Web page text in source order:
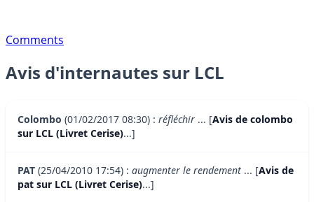
Comments
Avis d'internautes sur LCL
Colombo (01/02/2017 08:30) : réfléchir ... [Avis de colombo
sur LCL (Livret Cerise)...]
PAT (25/04/2010 17:54) : augmenter le rendement ... [Avis de
pat sur LCL (Livret Cerise)...]